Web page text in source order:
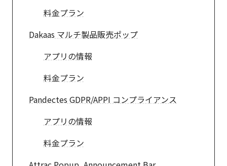
料金プラン
Dakaas マルチ製品販売ポップ
アプリの情報
料金プラン
Pandectes GDPR/APPI コンプライアンス
アプリの情報
料金プラン